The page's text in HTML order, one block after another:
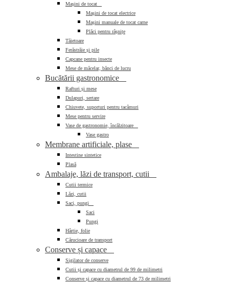
Mașini de tocat
Mașini de tocat electrice
Mașini manuale de tocat carne
Plăci pentru râșnițe
Tăietoare
Ferăstrăie și pile
Capcane pentru insecte
Mese de măcelar, bănci de lucru
Bucătării gastronomice
Rafturi și mese
Dulapuri, sertare
Chiuvete, suporturi pentru tacâmuri
Mese pentru servire
Vase de gastronomie, încălzitoare
Vase gastro
Membrane artificiale, plase
Intestine sintetice
Plasă
Ambalaje, lăzi de transport, cutii
Cutii termice
Lăzi, cutii
Saci, pungi
Saci
Pungi
Hârtie, folie
Cărucioare de transport
Conserve și capace
Sigilator de conserve
Cutii și capace cu diametrul de 99 de milimetri
Conserve și capace cu diametrul de 73 de milimetri